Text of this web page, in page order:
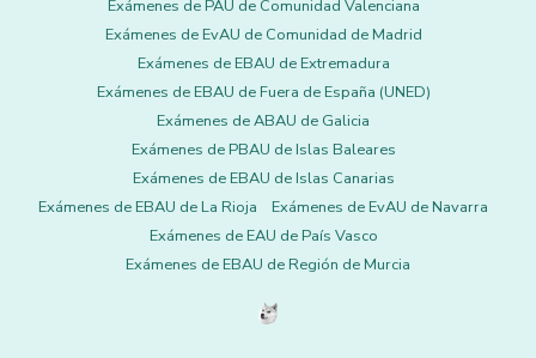
Exámenes de PAU de Comunidad Valenciana
Exámenes de EvAU de Comunidad de Madrid
Exámenes de EBAU de Extremadura
Exámenes de EBAU de Fuera de España (UNED)
Exámenes de ABAU de Galicia
Exámenes de PBAU de Islas Baleares
Exámenes de EBAU de Islas Canarias
Exámenes de EBAU de La Rioja
Exámenes de EvAU de Navarra
Exámenes de EAU de País Vasco
Exámenes de EBAU de Región de Murcia